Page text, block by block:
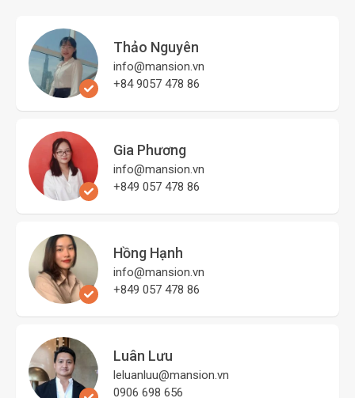
Thảo Nguyên
info@mansion.vn
+84 9057 478 86
Gia Phương
info@mansion.vn
+849 057 478 86
Hồng Hạnh
info@mansion.vn
+849 057 478 86
Luân Lưu
leluanluu@mansion.vn
0906 698 656